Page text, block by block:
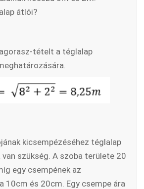
átlói?
tételt a téglalap
kicsempézéséhez téglalap
szükség. A szoba területe 20
egy csempének az
10cm és 20cm. Egy csempe ára